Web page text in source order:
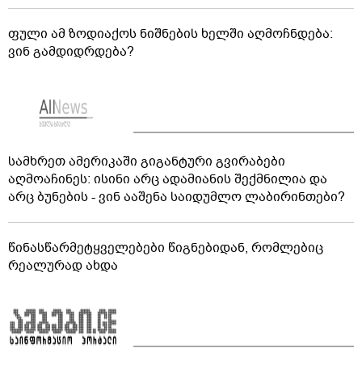
ფული ამ ზოდიაქოს ნიშნების ხელში აღმოჩნდება:
ვინ გამდიდრდება?
სამხრეთ ამერიკაში გიგანტური გვირაბები
აღმოაჩინეს: ისინი არც ადამიანის შექმნილია და
არც ბუნების - ვინ ააშენა საიდუმლო ლაბირინთები?
წინასწარმეტყველებები წიგნებიდან, რომლებიც
რეალურად ახდა